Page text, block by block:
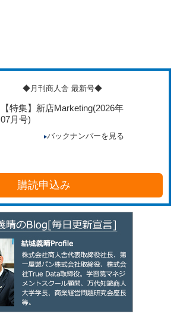
◆月刊商人舎 最新号◆
【特集】新店Marketing(2026年
07月号)
バックナンバーを見る
購読申込み